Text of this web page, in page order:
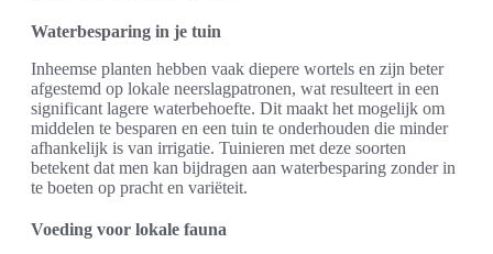
Waterbesparing in je tuin
Inheemse planten hebben vaak diepere wortels en zijn beter
afgestemd op lokale neerslagpatronen, wat resulteert in een
significant lagere waterbehoefte. Dit maakt het mogelijk om
middelen te besparen en een tuin te onderhouden die minder
afhankelijk is van irrigatie. Tuinieren met deze soorten
betekent dat men kan bijdragen aan waterbesparing zonder in
te boeten op pracht en variëteit.
Voeding voor lokale fauna